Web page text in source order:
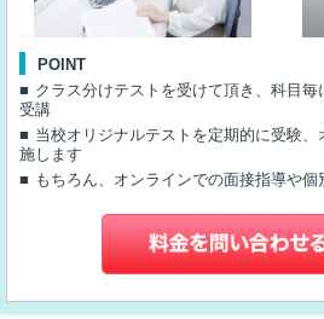
POINT
クラス分けテストを受けて頂き、科目
受講
当校オリジナルテストを定期的に受験
施します
もちろん、オンラインでの面接指導や個